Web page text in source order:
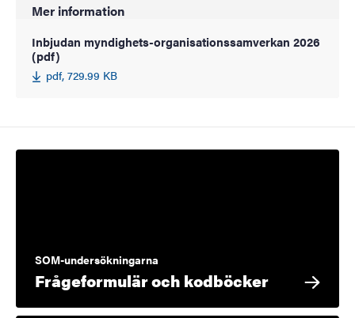
Mer information
Inbjudan myndighets-organisationssamverkan 2026
(pdf)
pdf, 729.99 KB
SOM-undersökningarna
Frågeformulär och kodböcker